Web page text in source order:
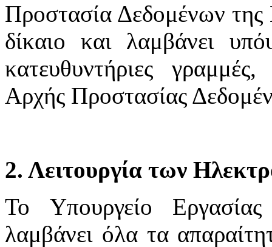
Προστασία Δεδομένων
δίκαιο και λαμβάνει
κατευθυντήριες
Αρχής Προστασίας
2. Λειτουργία των
Το Υπουργείο
λαμβάνει όλα τα